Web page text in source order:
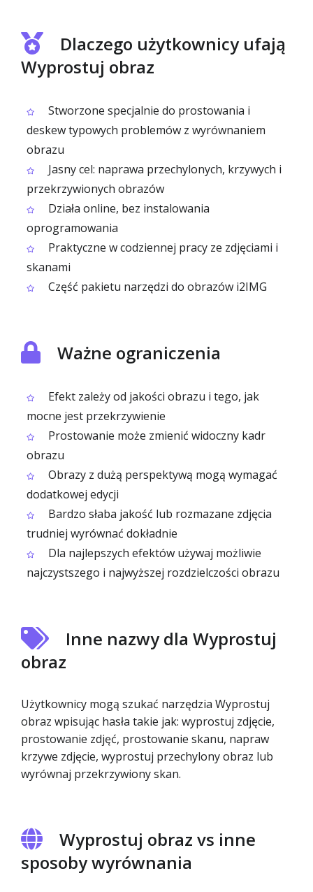
Dlaczego użytkownicy ufają
Wyprostuj obraz
Stworzone specjalnie do prostowania i
deskew typowych problemów z wyrównaniem
obrazu
Jasny cel: naprawa przechylonych, krzywych i
przekrzywionych obrazów
Działa online, bez instalowania
oprogramowania
Praktyczne w codziennej pracy ze zdjęciami i
skanami
Część pakietu narzędzi do obrazów i2IMG
Ważne ograniczenia
Efekt zależy od jakości obrazu i tego, jak
mocne jest przekrzywienie
Prostowanie może zmienić widoczny kadr
obrazu
Obrazy z dużą perspektywą mogą wymagać
dodatkowej edycji
Bardzo słaba jakość lub rozmazane zdjęcia
trudniej wyrównać dokładnie
Dla najlepszych efektów używaj możliwie
najczystszego i najwyższej rozdzielczości obrazu
Inne nazwy dla Wyprostuj
obraz
Użytkownicy mogą szukać narzędzia Wyprostuj
obraz wpisując hasła takie jak: wyprostuj zdjęcie,
prostowanie zdjęć, prostowanie skanu, napraw
krzywe zdjęcie, wyprostuj przechylony obraz lub
wyrównaj przekrzywiony skan.
Wyprostuj obraz vs inne
sposoby wyrównania